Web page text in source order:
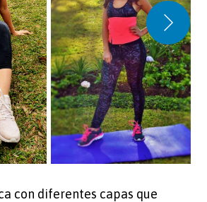
con diferentes capas que